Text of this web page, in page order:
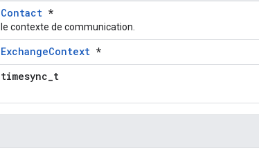
Contact *
le contexte de communication.
ExchangeContext *
timesync_t